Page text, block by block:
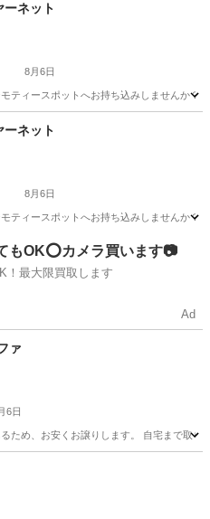
ネット
8月6日
ースポットへお持ち込みしませんか？
ネット
8月6日
ースポットへお持ち込みしませんか？
もOK⭕️カメラ買います📷
！最大限買取します
Ad
ァ
6日
ため、お安くお譲りします。 自宅まで取